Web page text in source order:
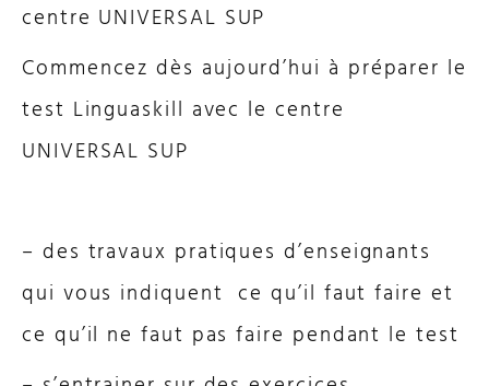
centre UNIVERSAL SUP
Commencez dès aujourd’hui à préparer le
test Linguaskill avec le centre
UNIVERSAL SUP
– des travaux pratiques d’enseignants
qui vous indiquent ce qu’il faut faire et
ce qu’il ne faut pas faire pendant le test